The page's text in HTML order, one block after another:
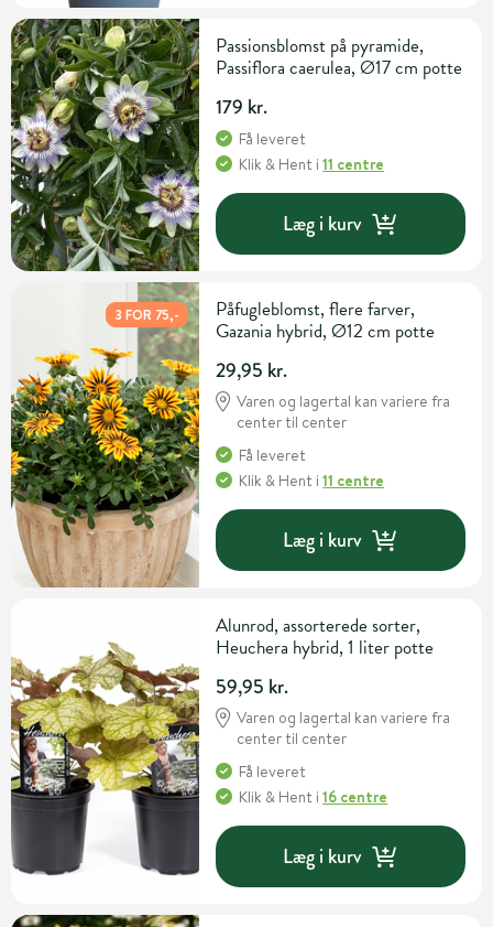
Passionsblomst på pyramide,
Passiflora caerulea, Ø17 cm potte
179 kr.
Få leveret
Klik & Hent i11 centre
Læg i kurv
3 FOR 75,-
Påfugleblomst, flere farver,
Gazania hybrid, Ø12 cm potte
29,95 kr.
Varen og lagertal kan variere fra
center til center
Få leveret
Klik & Hent i11 centre
Læg i kurv
Alunrod, assorterede sorter,
Heuchera hybrid, 1 liter potte
59,95 kr.
Varen og lagertal kan variere fra
center til center
Få leveret
Klik & Hent i16 centre
Læg i kurv